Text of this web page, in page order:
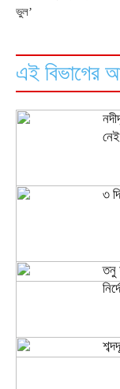
ভুল’
এই বিভাগের
নেই
৩
তনু